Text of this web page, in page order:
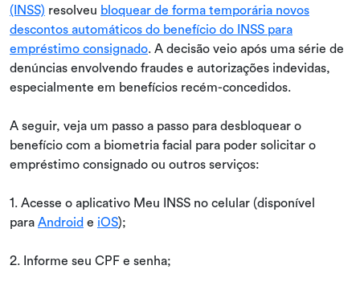
(INSS) resolveu bloquear de forma temporária novos
descontos automáticos do benefício do INSS para
empréstimo consignado. A decisão veio após uma série de
denúncias envolvendo fraudes e autorizações indevidas,
especialmente em benefícios recém-concedidos.
A seguir, veja um passo a passo para desbloquear o
benefício com a biometria facial para poder solicitar o
empréstimo consignado ou outros serviços:
1. Acesse o aplicativo Meu INSS no celular (disponível
para Android e iOS);
2. Informe seu CPF e senha;